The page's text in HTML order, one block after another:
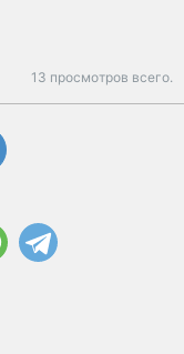
13 просмотров всего.